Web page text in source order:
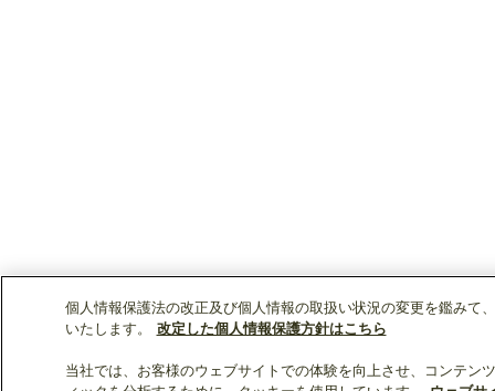
個人情報保護法の改正及び個人情報の取扱い状況の変更を鑑みて
いたします。
改定した個人情報保護方針はこちら
当社では、お客様のウェブサイトでの体験を向上させ、コンテン